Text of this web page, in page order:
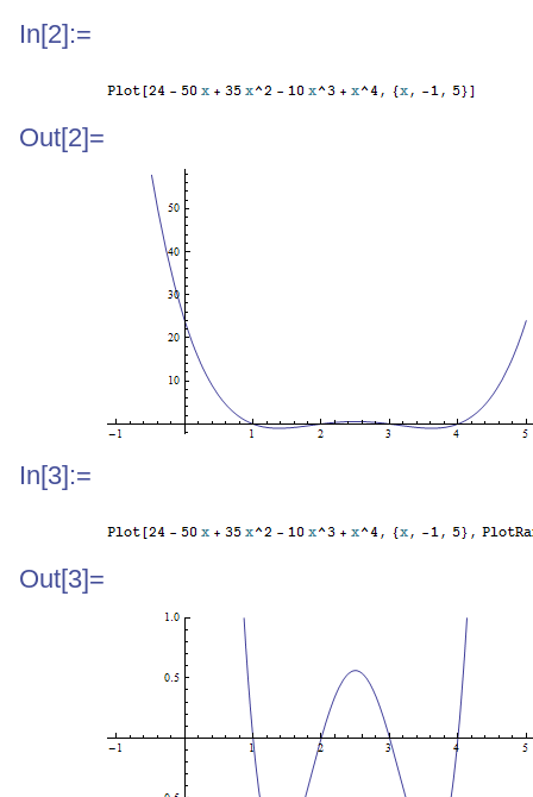
In[2]:=
Out[2]=
In[3]:=
Out[3]=